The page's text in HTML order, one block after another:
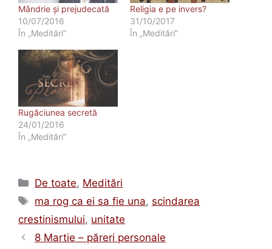
Mândrie și prejudecată
10/07/2016
În „Meditări”
Religia e pe invers?
31/10/2017
În „Meditări”
Rugăciunea secretă
24/01/2016
În „Meditări”
Categorii
De toate, Meditări
Etichete
ma rog ca ei sa fie una, scindarea
crestinismului, unitate
8 Martie – păreri personale